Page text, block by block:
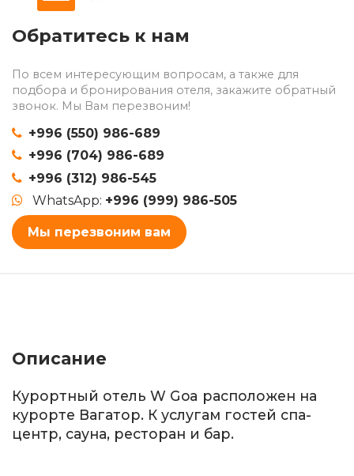
Обратитесь к нам
По всем интересующим вопросам, а также для
подбора и бронирования отеля, закажите обратный
звонок. Мы Вам перезвоним!
+996 (550) 986-689
+996 (704) 986-689
+996 (312) 986-545
WhatsApp: +996 (999) 986-505
Мы перезвоним вам
Описание
Курортный отель W Goa расположен на
курорте Вагатор. К услугам гостей спа-
центр, сауна, ресторан и бар.